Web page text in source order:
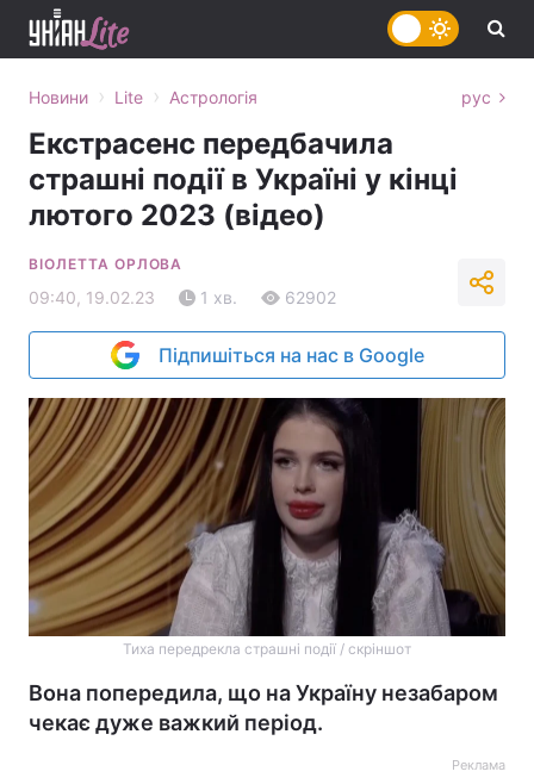
Новини › Lite › Астрологія рус
Екстрасенс передбачила
страшні події в Україні у кінці
лютого 2023 (відео)
ВІОЛЕТТА ОРЛОВА
09:40, 19.02.23 1 хв. 62902
Підпишіться на нас в Google
Тиха передрекла страшні події / скріншот
Вона попередила, що на Україну незабаром
чекає дуже важкий період.
Реклама